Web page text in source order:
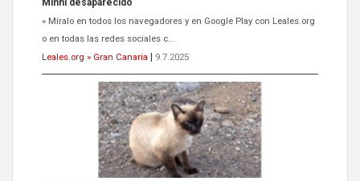
Minni desaparecido
» Míralo en todos los navegadores y en Google Play con Leales.org
o en todas las redes sociales c...
Leales.org » Gran Canaria
9.7.2025